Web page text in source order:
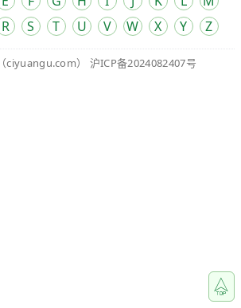
R S T U V W X Y Z
（ciyuangu.com） 沪ICP备2024082407号